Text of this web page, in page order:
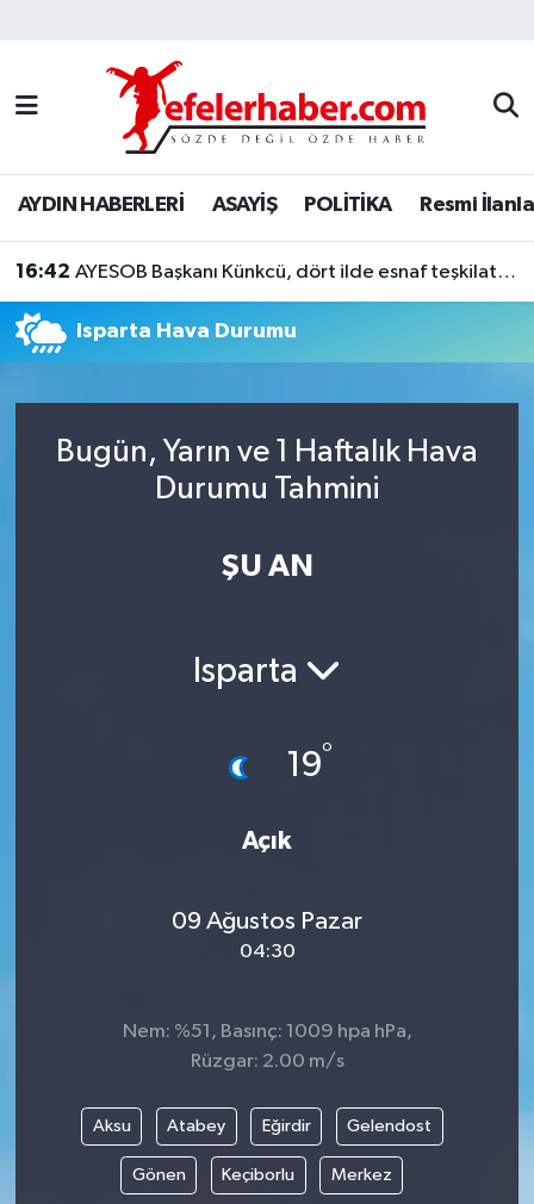
AYDIN HABERLERİ ASAYİŞ POLİTİKA Resmi
16:42 AYESOB Başkanı Künkcü, dört ilde esnaf teşkilatlarıyla buluştu
Isparta Hava Durumu
Bugün, Yarın ve 1 Haftalık Hava
Durumu Tahmini
ŞU AN
Isparta
19°
Açık
09 Ağustos Pazar
04:30
Nem: %51, Basınç: 1009 hpa hPa,
Rüzgar: 2.00 m/s
Aksu Atabey Eğirdir Gelendost
Gönen Keçiborlu Merkez
Nöbetçi Eczaneler
Hava Durumu
Aydin Namaz Vakitleri
Trafik Durumu
Süper Lig Puan Durumu ve Fikstür
Son Dakika Haberleri